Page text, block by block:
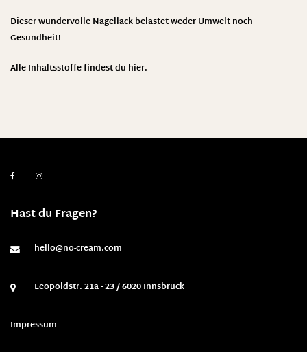
Dieser wundervolle Nagellack belastet weder Umwelt noch
Gesundheit!
Alle Inhaltsstoffe findest du hier.
Hast du Fragen?
hello@no-cream.com
Leopoldstr. 21a - 23 / 6020 Innsbruck
Impressum